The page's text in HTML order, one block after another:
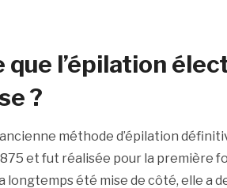
que l’épilation
?
ancienne méthode d’épilation
et fut réalisée pour la première
été mise de côté, elle a